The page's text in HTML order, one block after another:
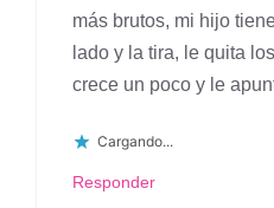
más brutos, mi hijo
lado y la tira, le quita
crece un poco y le
Cargando...
Responder